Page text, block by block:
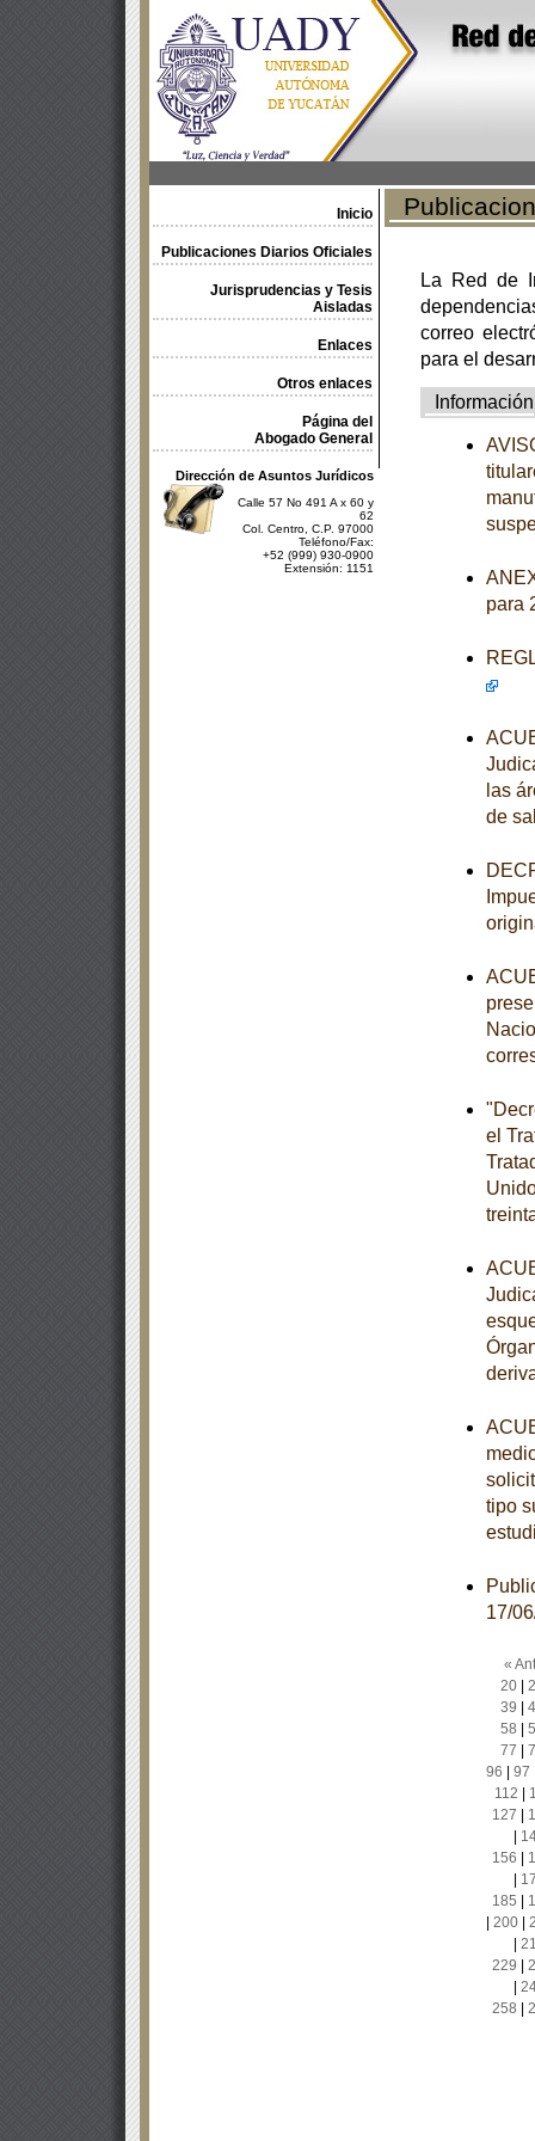
Inicio
Publicaciones Diarios Oficiales
Jurisprudencias y Tesis
Aisladas
Enlaces
Otros enlaces
Página del
Abogado General
Dirección de Asuntos Jurídicos
Calle 57 No 491 A x 60 y
62
Col. Centro, C.P. 97000
Teléfono/Fax:
+52 (999) 930-0900
Extensión: 1151
La Red de
correo
para el
Información
para
las
de
el
tipo
17/
«
20|
39
58
77
96
97
112
127
156
185
200|
229
258